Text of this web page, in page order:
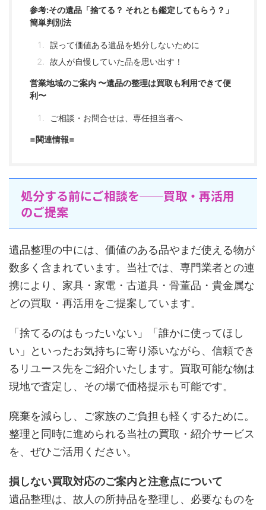
参考:その遺品「捨てる？ それとも鑑定してもらう？」
簡単判別法
誤って価値ある遺品を処分しないために
故人が自慢していた品を思い出す！
営業地域のご案内 〜遺品の整理は買取も利用できて便
利〜
ご相談・お問合せは、専任担当者へ
=関連情報=
処分する前にご相談を──買取・再活用
のご提案
遺品整理の中には、価値のある品やまだ使える物が
数多く含まれています。当社では、専門業者との連
携により、家具・家電・古道具・骨董品・貴金属な
どの買取・再活用をご提案しています。
「捨てるのはもったいない」「誰かに使ってほし
い」といったお気持ちに寄り添いながら、信頼でき
るリユース先をご紹介いたします。買取可能な物は
現地で査定し、その場で価格提示も可能です。
廃棄を減らし、ご家族のご負担も軽くするために。
整理と同時に進められる当社の買取・紹介サービス
を、ぜひご活用ください。
損しない買取対応のご案内と注意点について
遺品整理は、故人の所持品を整理し、必要なものを